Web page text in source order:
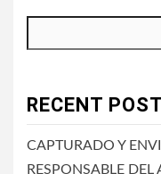
RECENT
CAPTURADO Y
RESPONSABLE